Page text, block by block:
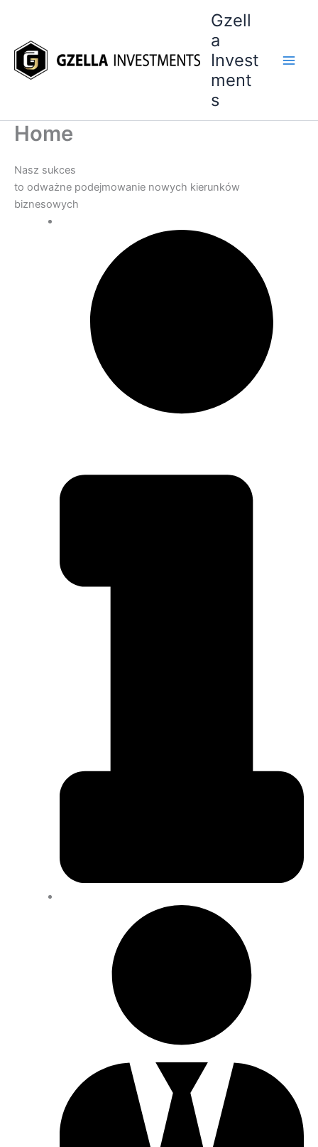
treści
Gzell
a
Invest
ment
s
Home
Nasz sukces
to odważne podejmowanie nowych kierunków
biznesowych